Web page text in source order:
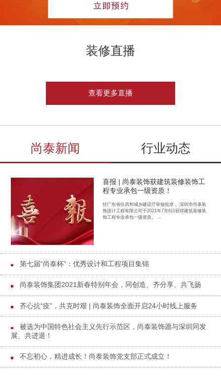
装修直播
查看更多直播
尚泰新闻 行业动态
喜报 | 尚泰装饰获建筑装修装饰工
程专业承包一级资质！
经广东省住房和城乡建设厅审核批准， 深圳市尚泰装
饰设计工程有限公司于2021年7月6日获得建筑装修装
饰工程专业承包一级资质。 ...
第七届“尚泰杯”：优秀设计和工程项目集锦
尚泰装饰集团2021新春特别年会，同创造、齐分享、共飞扬
齐心抗“疫”，共克时艰 | 尚泰装饰全面开启24小时线上服务
被选为中国特色社会主义先行示范区，尚泰装饰愿与深圳同发
展、共进退！
不忘初心，精进成长！尚泰装饰党支部正式成立！